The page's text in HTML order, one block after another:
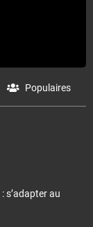
Populaires
s’adapter au